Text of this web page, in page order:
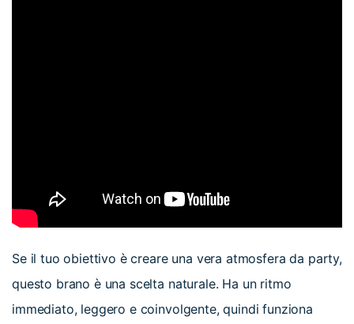
Se il tuo obiettivo è creare una vera atmosfera da party,
questo brano è una scelta naturale. Ha un ritmo
immediato, leggero e coinvolgente, quindi funziona